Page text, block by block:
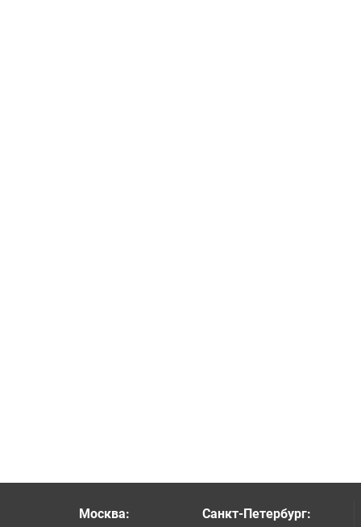
Москва:
Санкт-Петербург: